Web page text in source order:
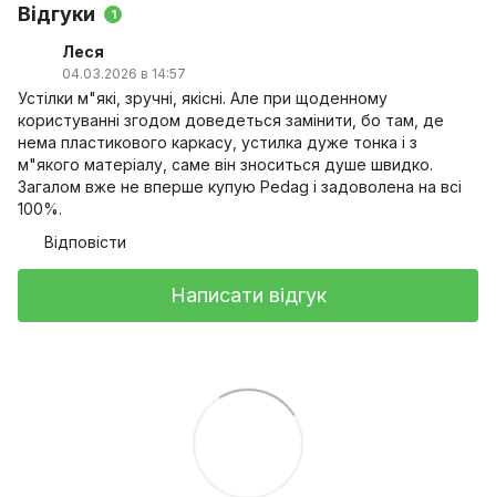
Відгуки 1
Леся
04.03.2026 в 14:57
Устілки м"які, зручні, якісні. Але при щоденному
користуванні згодом доведеться замінити, бо там, де
нема пластикового каркасу, устилка дуже тонка і з
м"якого матеріалу, саме він зноситься душе швидко.
Загалом вже не вперше купую Pedag і задоволена на всі
100%.
Відповісти
Написати відгук